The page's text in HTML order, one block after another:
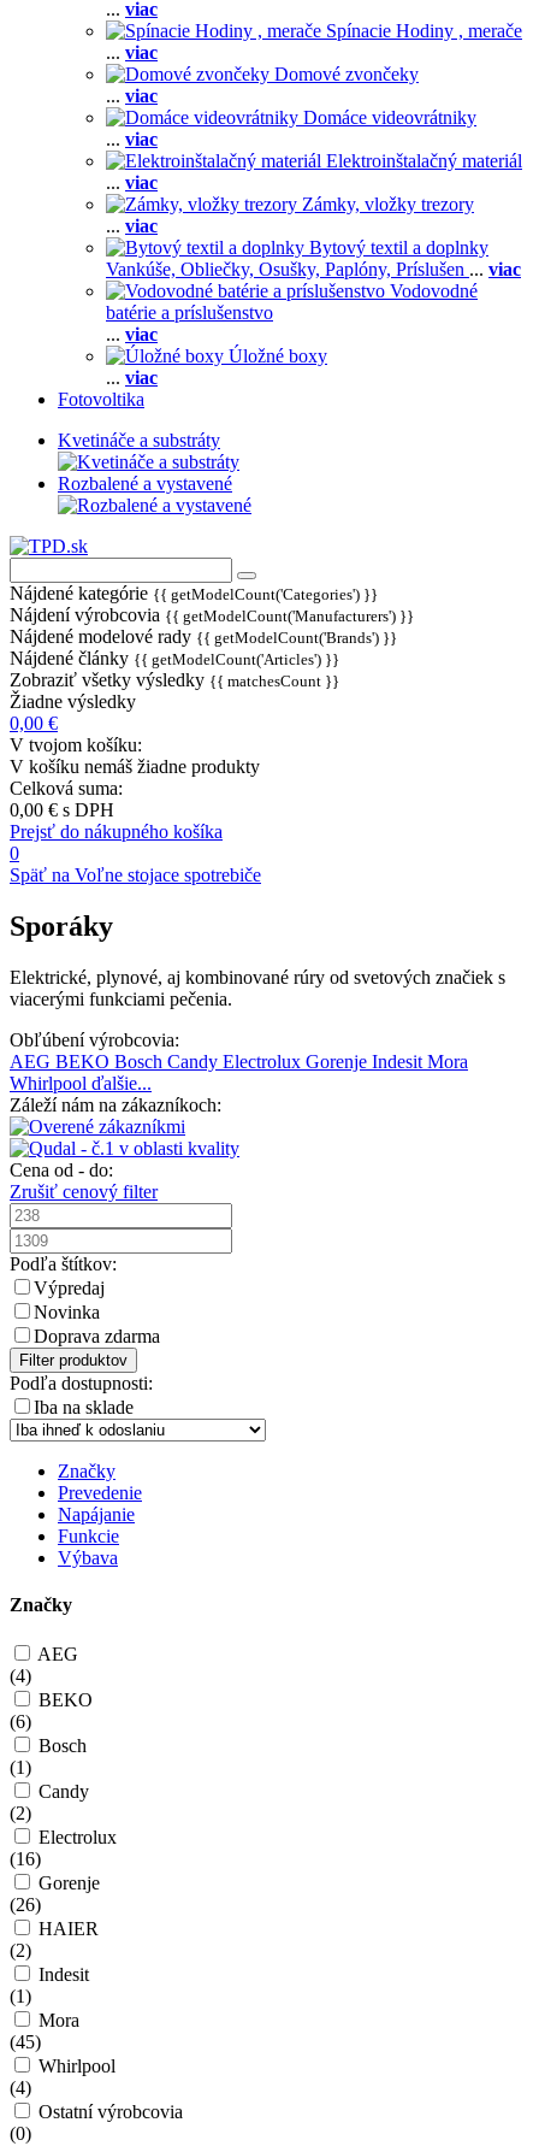
... viac
Spínacie Hodiny , merače
... viac
Domové zvončeky
... viac
Domáce videovrátniky
... viac
Elektroinštalačný materiál
... viac
Zámky, vložky trezory
... viac
Bytový textil a doplnky
Vankúše, Obliečky, Osušky, Paplóny, Príslušen ... viac
Vodovodné
batérie a príslušenstvo
... viac
Úložné boxy
... viac
Fotovoltika
Kvetináče a substráty
Rozbalené a vystavené
Nájdené kategórie {{ getModelCount('Categories') }}
Nájdení výrobcovia {{ getModelCount('Manufacturers') }}
Nájdené modelové rady {{ getModelCount('Brands') }}
Nájdené články {{ getModelCount('Articles') }}
Zobraziť všetky výsledky {{ matchesCount }}
Žiadne výsledky
0,00 €
V tvojom košíku:
V košíku nemáš žiadne produkty
Celková suma:
0,00 € s DPH
Prejsť do nákupného košíka
0
Späť na Voľne stojace spotrebiče
Sporáky
Elektrické, plynové, aj kombinované rúry od svetových značiek s
viacerými funkciami pečenia.
Obľúbení výrobcovia:
AEG BEKO Bosch Candy Electrolux Gorenje Indesit Mora
Whirlpool ďalšie...
Záleží nám na zákazníkoch:
Cena od - do:
Zrušiť cenový filter
Podľa štítkov:
Výpredaj
Novinka
Doprava zdarma
Filter produktov
Podľa dostupnosti:
Iba na sklade
Značky
Prevedenie
Napájanie
Funkcie
Výbava
Značky
AEG
(4)
BEKO
(6)
Bosch
(1)
Candy
(2)
Electrolux
(16)
Gorenje
(26)
HAIER
(2)
Indesit
(1)
Mora
(45)
Whirlpool
(4)
Ostatní výrobcovia
(0)